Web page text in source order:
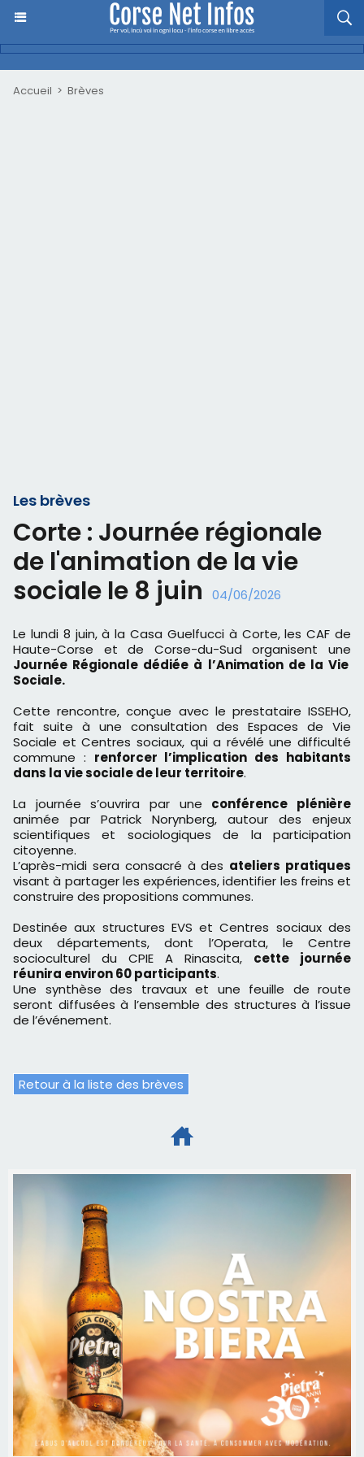
Accueil > Brèves
Les brèves
Corte : Journée régionale
de l'animation de la vie
sociale le 8 juin
04/06/2026
Le lundi 8 juin, à la Casa Guelfucci à Corte, les CAF de
Haute-Corse et de Corse-du-Sud organisent une
Journée Régionale dédiée à l’Animation de la Vie
Sociale.
Cette rencontre, conçue avec le prestataire ISSEHO,
fait suite à une consultation des Espaces de Vie
Sociale et Centres sociaux, qui a révélé une difficulté
commune : renforcer l’implication des habitants
dans la vie sociale de leur territoire.
La journée s’ouvrira par une conférence plénière
animée par Patrick Norynberg, autour des enjeux
scientifiques et sociologiques de la participation
citoyenne.
L’après-midi sera consacré à des ateliers pratiques
visant à partager les expériences, identifier les freins et
construire des propositions communes.
Destinée aux structures EVS et Centres sociaux des
deux départements, dont l’Operata, le Centre
socioculturel du CPIE A Rinascita, cette journée
réunira environ 60 participants.
Une synthèse des travaux et une feuille de route
seront diffusées à l’ensemble des structures à l’issue
de l’événement.
Retour à la liste des brèves